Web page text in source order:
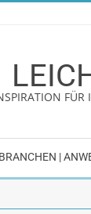
FÜR
BRANCHEN |